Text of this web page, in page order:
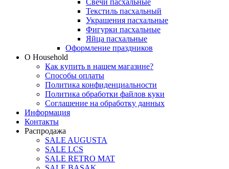
Свечи пасхальные
Текстиль пасхальный
Украшения пасхальные
Фигурки пасхальные
Яйца пасхальные
Оформление праздников
О Household
Как купить в нашем магазине?
Способы оплаты
Политика конфиденциальности
Политика обработки файлов куки
Соглашение на обработку данных
Информация
Контакты
Распродажа
SALE AUGUSTA
SALE LCS
SALE RETRO MAT